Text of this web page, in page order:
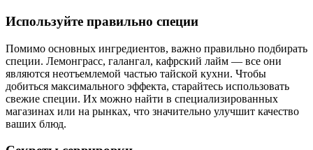
Используйте правильно специи
Помимо основных ингредиентов, важно правильно подбирать
специи. Лемонграсс, галангал, кафрский лайм — все они
являются неотъемлемой частью тайской кухни. Чтобы
добиться максимального эффекта, старайтесь использовать
свежие специи. Их можно найти в специализированных
магазинах или на рынках, что значительно улучшит качество
ваших блюд.